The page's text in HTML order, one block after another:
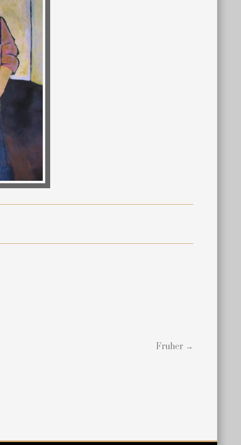
Fruher →